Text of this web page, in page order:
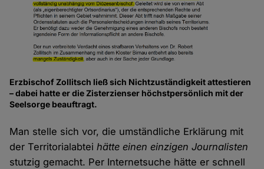
Erzbischof Zollitsch ließ sich Nichtzuständigkeit attestieren
– dabei hatte er die Zisterzienser höchstpersönlich mit der
Seelsorge beauftragt.
Man stelle sich vor, die umständliche Erklärung mit
der Territorialabteihätte einen einzigen Journalisten
stutzig gemacht. Per Internetsuche hätte er schnell